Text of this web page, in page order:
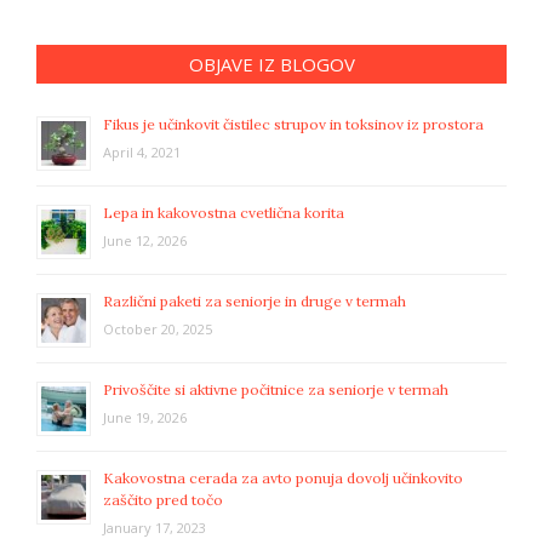
OBJAVE IZ BLOGOV
Fikus je učinkovit čistilec strupov in toksinov iz prostora
April 4, 2021
Lepa in kakovostna cvetlična korita
June 12, 2026
Različni paketi za seniorje in druge v termah
October 20, 2025
Privoščite si aktivne počitnice za seniorje v termah
June 19, 2026
Kakovostna cerada za avto ponuja dovolj učinkovito
zaščito pred točo
January 17, 2023